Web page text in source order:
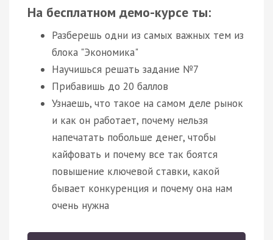
На бесплатном демо-курсе ты:
Разберешь одни из самых важных тем из
блока "Экономика"
Научишься решать задание №7
Прибавишь до 20 баллов
Узнаешь, что такое на самом деле рынок
и как он работает, почему нельзя
напечатать побольше денег, чтобы
кайфовать и почему все так боятся
повышение ключевой ставки, какой
бывает конкуренция и почему она нам
очень нужна